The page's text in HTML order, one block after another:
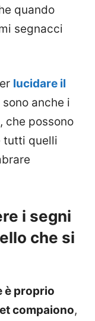
quando
segnacci
lucidare il
sono anche i
che possono
tutti quelli
i segni
che si
è proprio
compaiono,